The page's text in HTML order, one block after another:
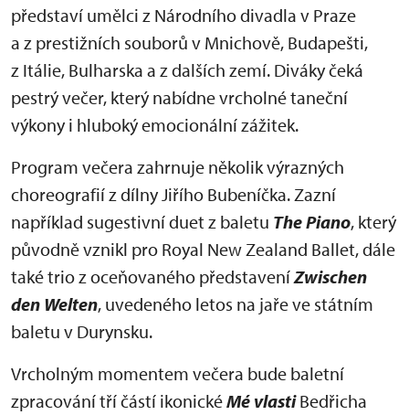
představí umělci z Národního divadla v Praze
a z prestižních souborů v Mnichově, Budapešti,
z Itálie, Bulharska a z dalších zemí. Diváky čeká
pestrý večer, který nabídne vrcholné taneční
výkony i hluboký emocionální zážitek.
Program večera zahrnuje několik výrazných
choreografií z dílny Jiřího Bubeníčka. Zazní
například sugestivní duet z baletu The Piano, který
původně vznikl pro Royal New Zealand Ballet, dále
také trio z oceňovaného představeníZwischen
den Welten, uvedeného letos na jaře ve státním
baletu v Durynsku.
Vrcholným momentem večera bude baletní
zpracování tří částí ikonickéMé vlastiBedřicha